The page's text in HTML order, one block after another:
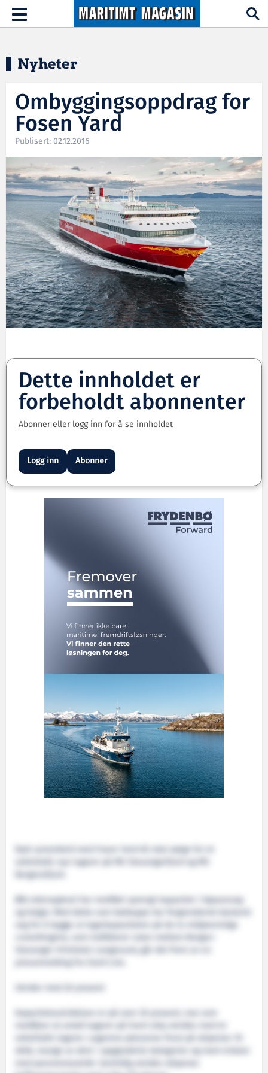
Hopp til hovedinnhold
Toggle
navigation
Nyheter
Ombyggingsoppdrag for
Fosen Yard
Publisert: 02.12.2016
Dette innholdet er
forbeholdt abonnenter
Abonner eller logg inn for å se innholdet
Logg inn Abonner
Nytt samarbeid med Fosen Yard AS skal sørge for et
sekstitalls nye lugarer på MS Stavangerfjord og MS
Bergensfjord.
Økt etterspørsel har medført sprengt kapasitet i høysesong
og helger. Med dette som bakteppe har fergerederiet bestemt
seg for å bygge ut lugarkapasiteten på de to miljøvennlige
cruisefergene, som trafikkerer ruten mellom Bergen-
Stavanger-Hirtshals-Langesund, går det frem av en
Utvider med 20 prosent
Kapasitetsutvidelsen er på over 20 prosent, noe som
medfører at antall lugarer på hvert skip utvides med et
sekstitalls lugarer. Lugarene plasseres forut på skipenes 10.
dekk, mange av dem i oppgraderte kategorier og med vinduer
med panoramautsikt. Samtidig utvides skipenes